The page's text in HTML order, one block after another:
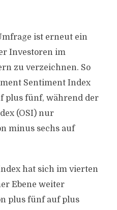
ist erneut ein
Investoren im
zu verzeichnen. So
Sentiment Index
plus fünf, während der
(OSI) nur
minus sechs auf
hat sich im vierten
Ebene weiter
plus fünf auf plus